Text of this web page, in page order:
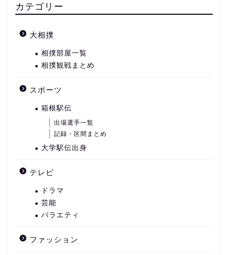
カテゴリー
大相撲
相撲部屋一覧
相撲観戦まとめ
スポーツ
箱根駅伝
出場選手一覧
記録・区間まとめ
大学駅伝出身
テレビ
ドラマ
芸能
バラエティ
ファッション